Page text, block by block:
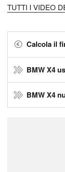
TUTTI I VIDEO
Calcola il
BMW X4
BMW X4